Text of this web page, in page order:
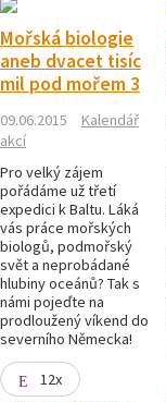
Mořská biologie
aneb dvacet tisíc
mil pod mořem 3
09.06.2015
Kalendář
akcí
Pro velký zájem
pořádáme už třetí
expedici k Baltu. Láká
vás práce mořských
biologů, podmořský
svět a neprobádané
hlubiny oceánů? Tak s
námi pojeďte na
prodloužený víkend do
severního Německa!
12x